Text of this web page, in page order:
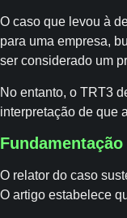
O caso que levou à
para uma empresa,
ser considerado um
No entanto, o TRT3
interpretação de que
O relator do caso
O artigo estabelece